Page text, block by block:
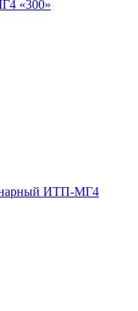
«300»
ИТП-МГ4